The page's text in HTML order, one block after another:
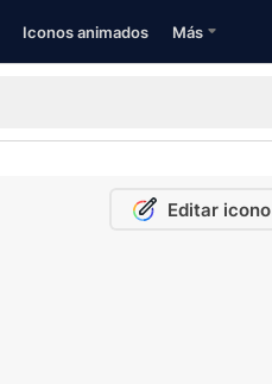
Iconos animados Más
Editar icono